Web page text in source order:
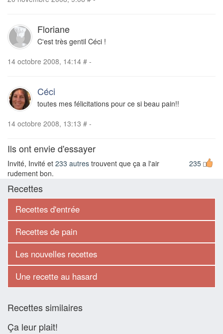
Floriane
C'est très gentil Céci !
14 octobre 2008, 14:14 # -
Céci
toutes mes félicitations pour ce si beau pain!!
14 octobre 2008, 13:13 # -
Ils ont envie d'essayer
235
Invité, Invité et 233 autres trouvent que ça a l'air
rudement bon.
Recettes
Recettes d'entrée
Recettes de pain
Les nouvelles recettes
Une recette au hasard
Recettes similaires
Ça leur plait!